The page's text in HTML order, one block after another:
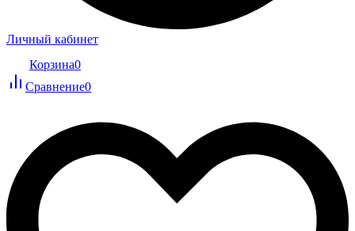
Личный кабинет
Корзина0
Сравнение0